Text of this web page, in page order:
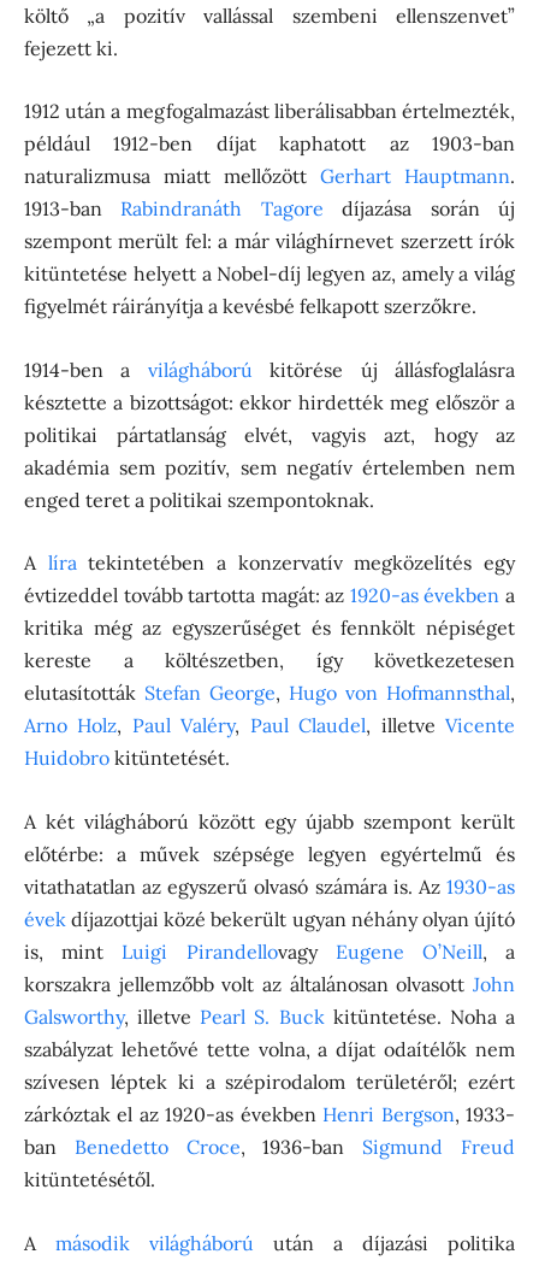
költő „a pozitív vallással szembeni ellenszenvet”
fejezett ki.
1912 után a megfogalmazást liberálisabban értelmezték,
például 1912-ben díjat kaphatott az 1903-ban
naturalizmusa miatt mellőzött Gerhart Hauptmann.
1913-ban Rabindranáth Tagore díjazása során új
szempont merült fel: a már világhírnevet szerzett írók
kitüntetése helyett a Nobel-díj legyen az, amely a világ
figyelmét ráirányítja a kevésbé felkapott szerzőkre.
1914-ben a világháború kitörése új állásfoglalásra
késztette a bizottságot: ekkor hirdették meg először a
politikai pártatlanság elvét, vagyis azt, hogy az
akadémia sem pozitív, sem negatív értelemben nem
enged teret a politikai szempontoknak.
A líratekintetében a konzervatív megközelítés egy
évtizeddel tovább tartotta magát: az 1920-as években a
kritika még az egyszerűséget és fennkölt népiséget
kereste a költészetben, így következetesen
elutasították Stefan George, Hugo von Hofmannsthal,
Arno Holz, Paul Valéry, Paul Claudel, illetveVicente
Huidobro kitüntetését.
A két világháború között egy újabb szempont került
előtérbe: a művek szépsége legyen egyértelmű és
vitathatatlan az egyszerű olvasó számára is. Az 1930-as
évek díjazottjai közé bekerült ugyan néhány olyan újító
is, mint Luigi Pirandellovagy Eugene O’Neill, a
korszakra jellemzőbb volt az általánosan olvasott John
Galsworthy, illetve Pearl S. Buckkitüntetése. Noha a
szabályzat lehetővé tette volna, a díjat odaítélők nem
szívesen léptek ki a szépirodalom területéről; ezért
zárkóztak el az 1920-as években Henri Bergson, 1933-
ban Benedetto Croce, 1936-ban Sigmund Freud
kitüntetésétől.
A második világháború után a díjazási politika